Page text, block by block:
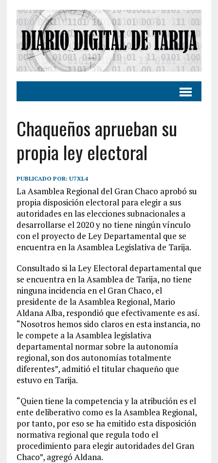
Chaqueños aprueban su
propia ley electoral
PUBLICADO POR: U7XL4
La Asamblea Regional del Gran Chaco aprobó su
propia disposición electoral para elegir a sus
autoridades en las elecciones subnacionales a
desarrollarse el 2020 y no tiene ningún vínculo
con el proyecto de Ley Departamental que se
encuentra en la Asamblea Legislativa de Tarija.
Consultado si la Ley Electoral departamental que
se encuentra en la Asamblea de Tarija, no tiene
ninguna incidencia en el Gran Chaco, el
presidente de la Asamblea Regional, Mario
Aldana Alba, respondió que efectivamente es así.
“Nosotros hemos sido claros en esta instancia, no
le compete a la Asamblea legislativa
departamental normar sobre la autonomía
regional, son dos autonomías totalmente
diferentes”, admitió el titular chaqueño que
estuvo en Tarija.
“Quien tiene la competencia y la atribución es el
ente deliberativo como es la Asamblea Regional,
por tanto, por eso se ha emitido esta disposición
normativa regional que regula todo el
procedimiento para elegir autoridades del Gran
Chaco”, agregó Aldana.